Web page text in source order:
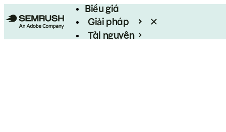
Biểu giá
Giải pháp
Tài nguyên